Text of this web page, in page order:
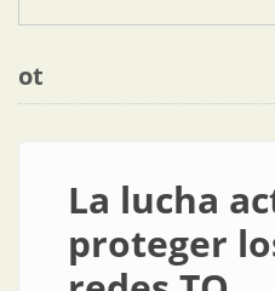
ot
La lucha
proteger